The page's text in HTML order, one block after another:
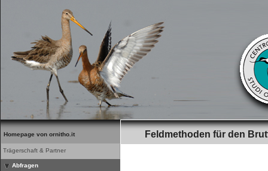
Homepage von ornitho.it
Trägerschaft & Partner
Abfragen
Feldmethoden für den